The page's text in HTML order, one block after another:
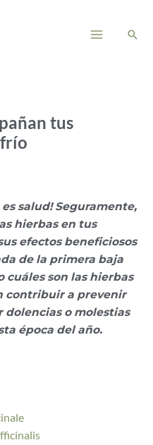
Menu
tus
salud! Seguramente,
hierbas en tus
efectos beneficiosos
de la primera baja
son las hierbas
contribuir a prevenir
dolencias o molestias
época del año.